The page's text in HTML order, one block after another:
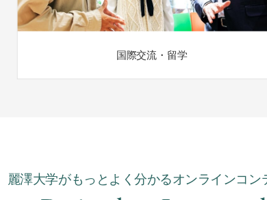
国際交流・留学
麗澤大学がもっとよく分かるオンラインコン